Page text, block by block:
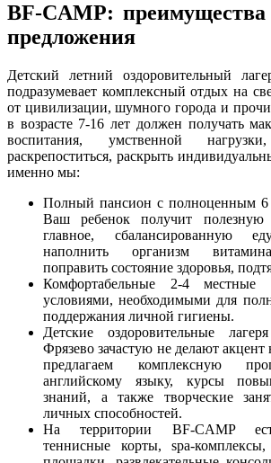
BF-CAMP:
предложения
Детский летний оздоровительный
подразумевает комплексный отдых на
от цивилизации, шумного города и
в возрасте 7-16 лет должен получать
воспитания, умственной
раскрепоститься, раскрыть
именно мы:
Полный пансион с полноценным 6
Ваш ребенок получит
главное, сбалансированную
наполнить организм
поправить состояние здоровья,
Комфортабельные 2-4
условиями, необходимыми для
поддержания личной гигиены.
Детские оздоровительные
Фрязево зачастую не делают
предлагаем комплексную
английскому языку, курсы
знаний, а также творческие
личных способностей.
На территории BF-CAMP
теннисные корты, spa-